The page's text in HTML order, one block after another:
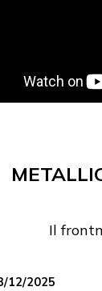
Il
12/2025